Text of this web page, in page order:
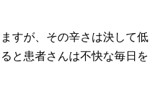
すが、その辛さは決して低
と患者さんは不快な毎日を